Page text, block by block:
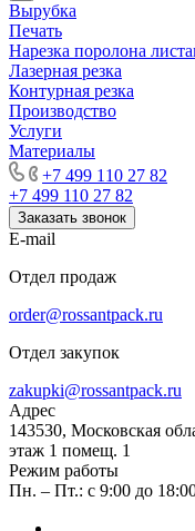
Вырубка
Печать
Нарезка поролона
Лазерная резка
Контурная резка
Производство
Услуги
Материалы
+7 499 110 27 82
+7 499 110 27 82
Заказать звонок
E-mail
Отдел продаж
order@rossantpack.ru
Отдел закупок
zakupki@rossantpack.ru
Адрес
143530, Московская
этаж 1 помещ. 1
Режим работы
Пн. – Пт.: с 9:00 до